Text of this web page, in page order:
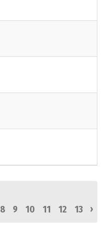
8 9 10 11 12 13 ›